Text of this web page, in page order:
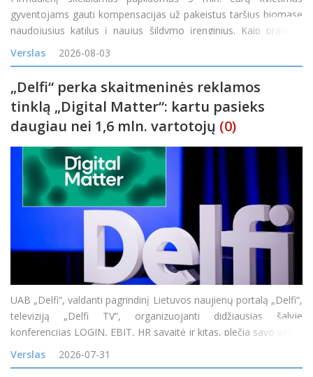
gyventojams gauti kompensacijas už pakeistus taršius biomasę
naudojusius katilus į naujus šildymo įrenginius. Kaip pranešė
Lietuvos energetikos agentūra (LEA), teikti paraiškas gyventojai
galės nuo 14 val. &bdq
Verslas 2026-08-03
„Delfi“ perka skaitmeninės reklamos
tinklą „Digital Matter“: kartu pasieks
daugiau nei 1,6 mln. vartotojų (0)
UAB „Delfi“, valdanti pagrindinį Lietuvos naujienų portalą „Delfi“,
televiziją „Delfi TV“, organizuojanti didžiausias šalyje
konferencijas LOGIN, EBIT, HR savaitė ir kitas, plečia savo veiklą
įsigijusi vieną didžiausių skaitmeninės reklamos tinklų Baltijos
Verslas 2026-07-31